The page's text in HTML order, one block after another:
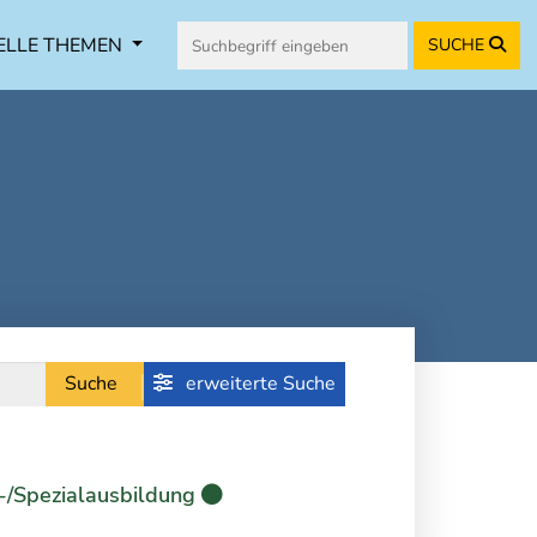
THEMEN SUCHE
Suche erweiterte Suche
Spezialausbildung